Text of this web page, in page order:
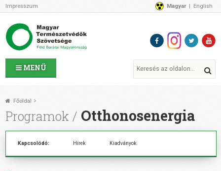
MENÜ
Impresszum Magyar English
Az MTVSZ-ről
Programok
MTVSZ ügyek és események
Tagszervezetek
Támogatóink
CSATLAKOZZ hozzánk!
1%
Segítsd a munkánkat!
Főoldal
Programok Otthonosenergia
Kapcsolódó: Hírek Kiadványok